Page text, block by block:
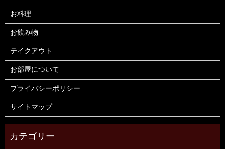
お料理
お飲み物
テイクアウト
お部屋について
プライバシーポリシー
サイトマップ